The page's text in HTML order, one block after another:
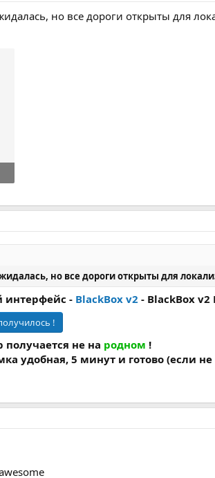
но все дороги открыты для
но все дороги открыты для
интерфейс - BlackBox v2 - BlackBox v2
!
не на родном !
удобная, 5 минут и готово (если не